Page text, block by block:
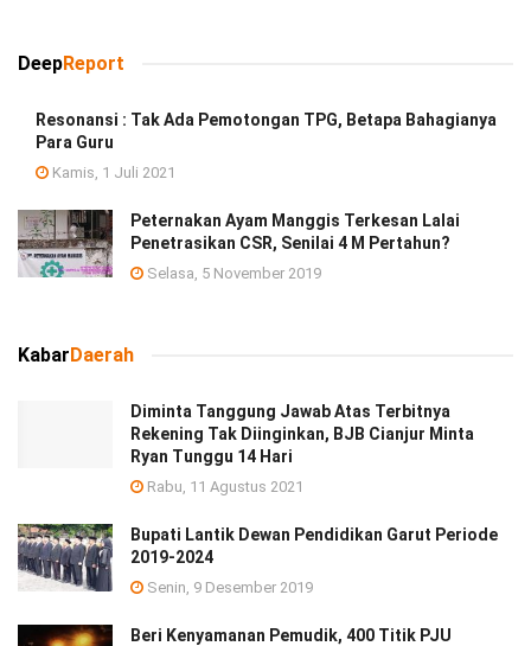
DeepReport
Resonansi : Tak Ada Pemotongan TPG, Betapa Bahagianya
Para Guru
Kamis, 1 Juli 2021
Peternakan Ayam Manggis Terkesan Lalai
Penetrasikan CSR, Senilai 4 M Pertahun?
Selasa, 5 November 2019
KabarDaerah
Diminta Tanggung Jawab Atas Terbitnya
Rekening Tak Diinginkan, BJB Cianjur Minta
Ryan Tunggu 14 Hari
Rabu, 11 Agustus 2021
Bupati Lantik Dewan Pendidikan Garut Periode
2019-2024
Senin, 9 Desember 2019
Beri Kenyamanan Pemudik, 400 Titik PJU